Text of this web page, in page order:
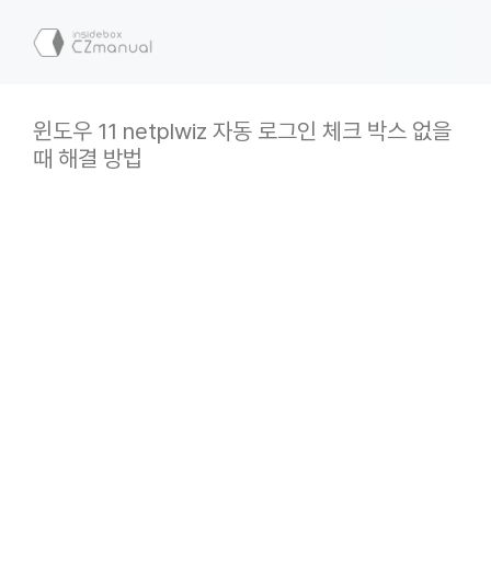
윈도우 11 netplwiz 자동 로그인 체크 박스 없을
때 해결 방법